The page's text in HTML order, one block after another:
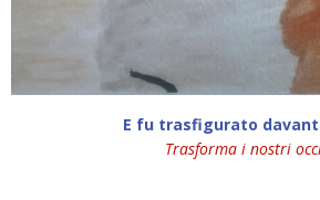
E fu trasfigurato
Trasforma i nostri